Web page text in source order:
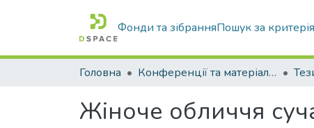
Фонди та зібранняПошук за
Головна Конференції та матеріали конференцій
Жіноче обличчя